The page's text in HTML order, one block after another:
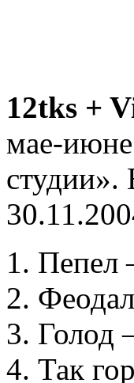
12tks +
мае-
студии».
1.
2.
3.
4. Так